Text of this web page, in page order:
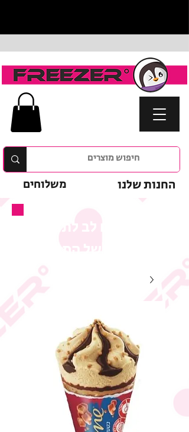
החנות שלנו משלוחים
המבצע של המוצר